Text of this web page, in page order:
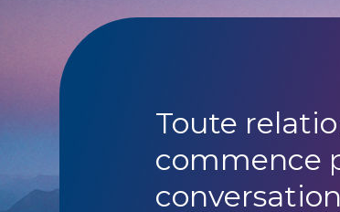
Toute
commence